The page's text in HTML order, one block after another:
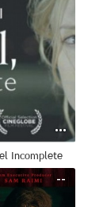
Incomplete
--